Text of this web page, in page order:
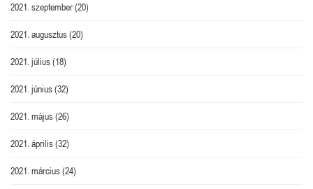
2021. szeptember(20)
2021. augusztus(20)
2021. július(18)
2021. június(32)
2021. május(26)
2021. április(32)
2021. március(24)